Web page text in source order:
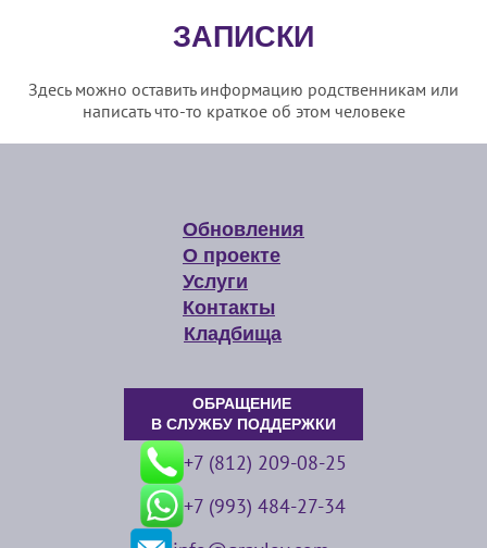
ЗАПИСКИ
Здесь можно оставить информацию родственникам или
написать что-то краткое об этом человеке
Обновления
О проекте
Услуги
Контакты
Кладбища
ОБРАЩЕНИЕ
В СЛУЖБУ ПОДДЕРЖКИ
+7 (812) 209-08-25
+7 (993) 484-27-34